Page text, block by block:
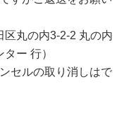
区丸の内3-2-2 丸の内
ー 行）
セルの取り消しはで